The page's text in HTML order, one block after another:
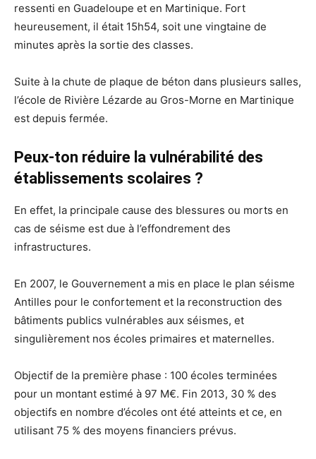
ressenti en Guadeloupe et en Martinique. Fort
heureusement, il était 15h54, soit une vingtaine de
minutes après la sortie des classes.
Suite à la chute de plaque de béton dans plusieurs salles,
l’école de Rivière Lézarde au Gros-Morne en Martinique
est depuis fermée.
Peux-ton réduire la vulnérabilité des
établissements scolaires ?
En effet, la principale cause des blessures ou morts en
cas de séisme est due à l’effondrement des
infrastructures.
En 2007, le Gouvernement a mis en place le plan séisme
Antilles pour le confortement et la reconstruction des
bâtiments publics vulnérables aux séismes, et
singulièrement nos écoles primaires et maternelles.
Objectif de la première phase : 100 écoles terminées
pour un montant estimé à 97 M€. Fin 2013, 30 % des
objectifs en nombre d’écoles ont été atteints et ce, en
utilisant 75 % des moyens financiers prévus.